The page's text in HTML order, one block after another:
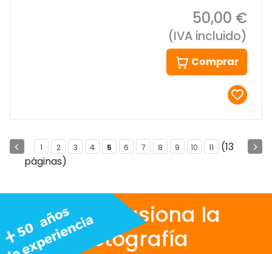
50,00 €
(IVA incluido)
Comprar
1 2 3 4 5 6 7 8 9 10 11
(13
páginas)
Nos apasiona la
fotografía